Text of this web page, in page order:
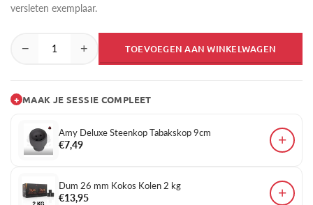
versleten exemplaar.
− + TOEVOEGEN AAN WINKELWAGEN
+ MAAK JE SESSIE COMPLEET
Amy Deluxe Steenkop Tabakskop 9cm
€7,49
+
Dum 26 mm Kokos Kolen 2 kg
€13,95
+